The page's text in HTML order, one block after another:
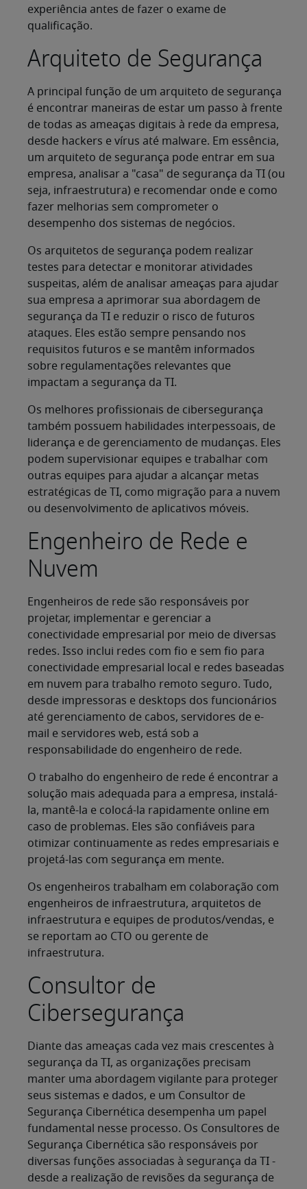
experiência antes de fazer o exame de
qualificação.
Arquiteto de Segurança
A principal função de um arquiteto de segurança
é encontrar maneiras de estar um passo à frente
de todas as ameaças digitais à rede da empresa,
desde hackers e vírus até malware. Em essência,
um arquiteto de segurança pode entrar em sua
empresa, analisar a "casa" de segurança da TI (ou
seja, infraestrutura) e recomendar onde e como
fazer melhorias sem comprometer o
desempenho dos sistemas de negócios.
Os arquitetos de segurança podem realizar
testes para detectar e monitorar atividades
suspeitas, além de analisar ameaças para ajudar
sua empresa a aprimorar sua abordagem de
segurança da TI e reduzir o risco de futuros
ataques. Eles estão sempre pensando nos
requisitos futuros e se mantêm informados
sobre regulamentações relevantes que
impactam a segurança da TI.
Os melhores profissionais de cibersegurança
também possuem habilidades interpessoais, de
liderança e de gerenciamento de mudanças. Eles
podem supervisionar equipes e trabalhar com
outras equipes para ajudar a alcançar metas
estratégicas de TI, como migração para a nuvem
ou desenvolvimento de aplicativos móveis.
Engenheiro de Rede e
Nuvem
Engenheiros de rede são responsáveis por
projetar, implementar e gerenciar a
conectividade empresarial por meio de diversas
redes. Isso inclui redes com fio e sem fio para
conectividade empresarial local e redes baseadas
em nuvem para trabalho remoto seguro. Tudo,
desde impressoras e desktops dos funcionários
até gerenciamento de cabos, servidores de e-
mail e servidores web, está sob a
responsabilidade do engenheiro de rede.
O trabalho do engenheiro de rede é encontrar a
solução mais adequada para a empresa, instalá-
la, mantê-la e colocá-la rapidamente online em
caso de problemas. Eles são confiáveis para
otimizar continuamente as redes empresariais e
projetá-las com segurança em mente.
Os engenheiros trabalham em colaboração com
engenheiros de infraestrutura, arquitetos de
infraestrutura e equipes de produtos/vendas, e
se reportam ao CTO ou gerente de
infraestrutura.
Consultor de
Cibersegurança
Diante das ameaças cada vez mais crescentes à
segurança da TI, as organizações precisam
manter uma abordagem vigilante para proteger
seus sistemas e dados, e um Consultor de
Segurança Cibernética desempenha um papel
fundamental nesse processo. Os Consultores de
Segurança Cibernética são responsáveis por
diversas funções associadas à segurança da TI -
desde a realização de revisões da segurança de